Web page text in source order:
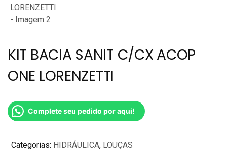
KIT BACIA SANIT C/CX ACOP
ONE LORENZETTI
Complete seu pedido por aqui!
Categorias: HIDRÁULICA, LOUÇAS